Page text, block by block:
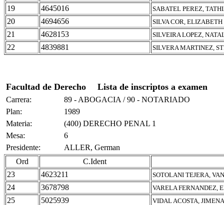
19 4645016 SABATEL PEREZ,
20 4694656 SILVA COR,
21 4628153 SILVEIRA LOPEZ,
22 4839881 SILVERA MARTINEZ,
Facultad de Derecho Lista de inscriptos a examen
Carrera:
89 - ABOGACIA / 90 - NOTARIADO
Plan:
1989
Materia:
(400) DERECHO PENAL 1
Mesa:
6
Presidente:
ALLER, German
Ord
C.Ident
23
4623211 SOTOLANI TEJERA,
24 3678798 VARELA FERNANDEZ,
25 5025939 VIDAL ACOSTA, JIMENA